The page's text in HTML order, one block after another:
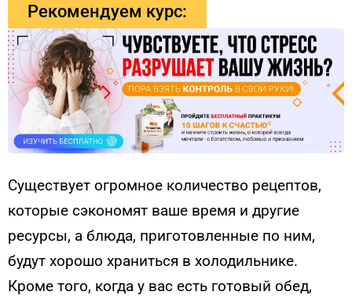
Рекомендуем курс:
Существует огромное количество рецептов,
которые сэкономят ваше время и другие
ресурсы, а блюда, приготовленные по ним,
будут хорошо храниться в холодильнике.
Кроме того, когда у вас есть готовый обед,